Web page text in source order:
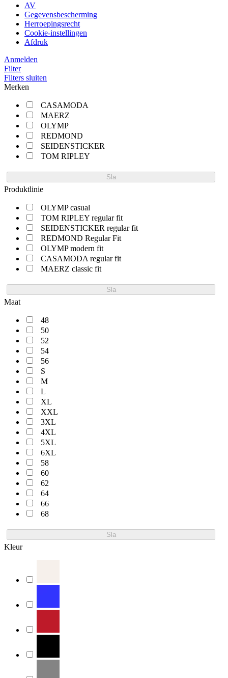
AV
Gegevensbescherming
Herroepingsrecht
Cookie-instellingen
Afdruk
Anmelden
Filter
Filters sluiten
Merken
CASAMODA
MAERZ
OLYMP
REDMOND
SEIDENSTICKER
TOM RIPLEY
Sla
Produktlinie
OLYMP casual
TOM RIPLEY regular fit
SEIDENSTICKER regular fit
REDMOND Regular Fit
OLYMP modern fit
CASAMODA regular fit
MAERZ classic fit
Sla
Maat
48
50
52
54
56
S
M
L
XL
XXL
3XL
4XL
5XL
6XL
58
60
62
64
66
68
Sla
Kleur